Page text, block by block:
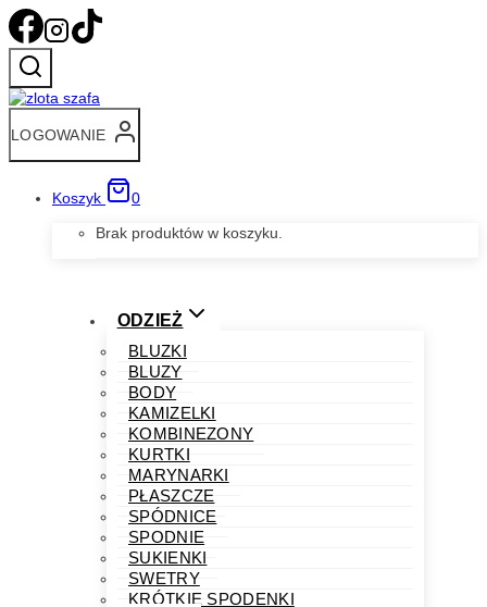
Przejdź
do
treści
LOGOWANIE
Koszyk
0
Brak produktów w koszyku.
ODZIEŻ
BLUZKI
BLUZY
BODY
KAMIZELKI
KOMBINEZONY
KURTKI
MARYNARKI
PŁASZCZE
SPÓDNICE
SPODNIE
SUKIENKI
SWETRY
KRÓTKIE SPODENKI